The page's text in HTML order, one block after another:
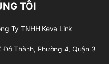
TÔI
Ty TNHH Keva Link
Thành, Phường 4, Quận 3